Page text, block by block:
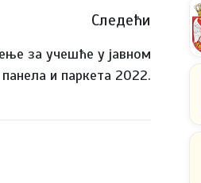
Следећи
за учешће у јавном
и паркета 2022.